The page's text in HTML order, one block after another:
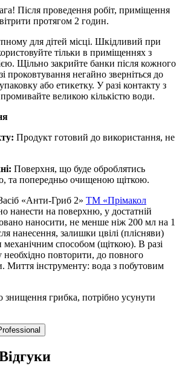
Після проведення робіт, приміщення
протягом 2 годин.
для дітей місці. Шкідливий при
тільки в приміщеннях з
Щільно закрийте банки після кожного
проковтування негайно зверніться до
або етикетку. У разі контакту з
промивайте великою кількістю води.
Продукт готовий до використання, не
Поверхня, що буде оброблятись
та попередньо очищеною щіткою.
«Анти-Гриб 2» ТМ «Прімакол
нанести на поверхню, у достатній
наносити, не менше ніж 200 мл на 1
нанесення, залишки цвілі (плісняви)
механічним способом (щіткою). В разі
повторити, до повного
Миття інструменту: вода з побутовим
знищення грибка, потрібно усунути